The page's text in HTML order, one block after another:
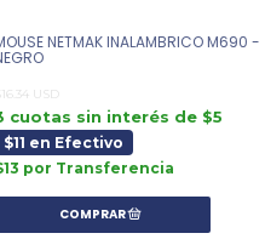
NETMAK INALAMBRICO M690 -
$16.34 USD
cuotas sin interés de $5
$11 en Efectivo
por Transferencia